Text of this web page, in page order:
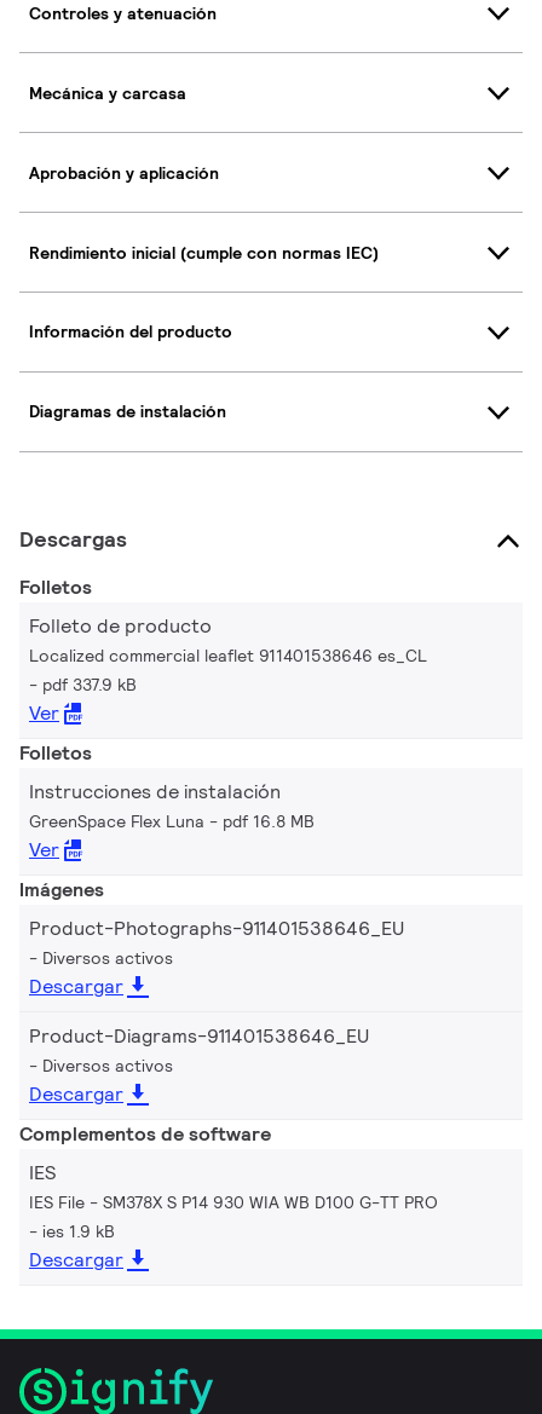
Controles y atenuación
Mecánica y carcasa
Aprobación y aplicación
Rendimiento inicial (cumple con normas IEC)
Información del producto
Diagramas de instalación
Descargas
Folletos
Folleto de producto
Localized commercial leaflet 911401538646 es_CL
pdf 337.9 kB
Ver
Folletos
Instrucciones de instalación
GreenSpace Flex Luna pdf 16.8 MB
Ver
Imágenes
Product-Photographs-911401538646_EU
Diversos activos
Descargar
Product-Diagrams-911401538646_EU
Diversos activos
Descargar
Complementos de software
IES
IES File - SM378X S P14 930 WIA WB D100 G-TT PRO
ies 1.9 kB
Descargar